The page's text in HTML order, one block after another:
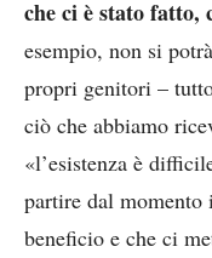
che ci è stato fatto,
esempio, non si
propri genitori –
ciò che abbiamo
«l’esistenza è
partire dal
beneficio e che ci